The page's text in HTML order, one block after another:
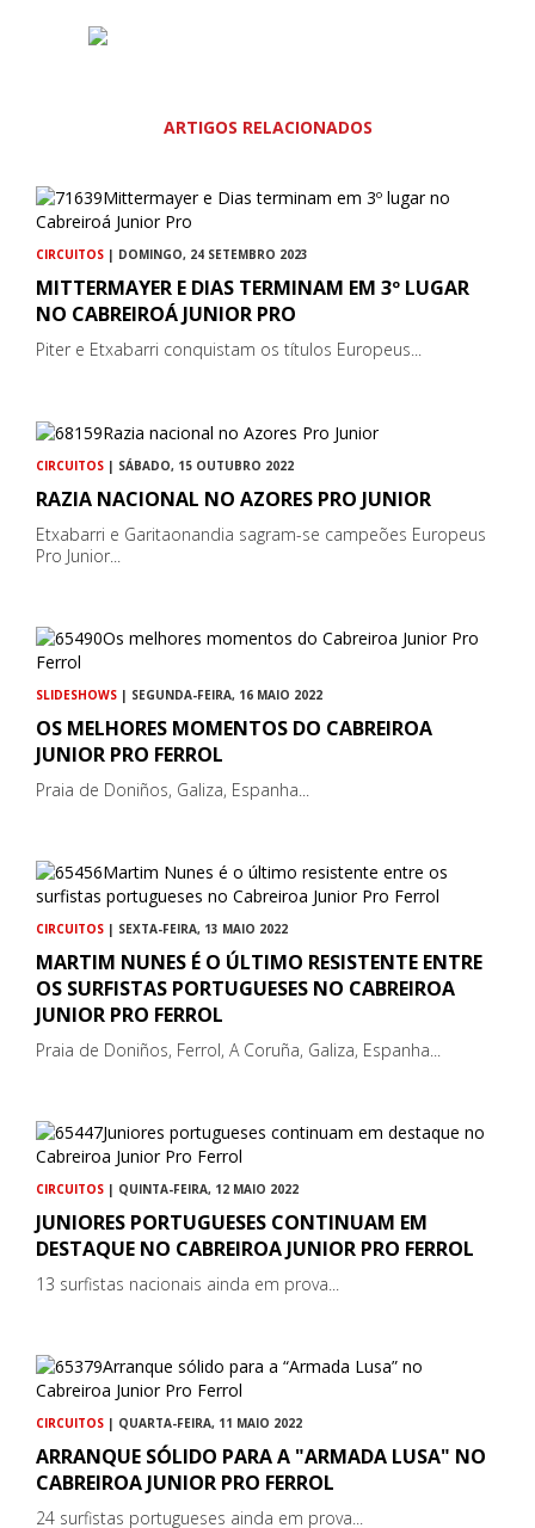
ARTIGOS RELACIONADOS
CIRCUITOS | DOMINGO, 24 SETEMBRO 2023
MITTERMAYER E DIAS TERMINAM EM 3º LUGAR
NO CABREIROÁ JUNIOR PRO
Piter e Etxabarri conquistam os títulos Europeus...
CIRCUITOS | SÁBADO, 15 OUTUBRO 2022
RAZIA NACIONAL NO AZORES PRO JUNIOR
Etxabarri e Garitaonandia sagram-se campeões Europeus
Pro Junior...
SLIDESHOWS | SEGUNDA-FEIRA, 16 MAIO 2022
OS MELHORES MOMENTOS DO CABREIROA
JUNIOR PRO FERROL
Praia de Doniños, Galiza, Espanha...
CIRCUITOS | SEXTA-FEIRA, 13 MAIO 2022
MARTIM NUNES É O ÚLTIMO RESISTENTE ENTRE
OS SURFISTAS PORTUGUESES NO CABREIROA
JUNIOR PRO FERROL
Praia de Doniños, Ferrol, A Coruña, Galiza, Espanha...
CIRCUITOS | QUINTA-FEIRA, 12 MAIO 2022
JUNIORES PORTUGUESES CONTINUAM EM
DESTAQUE NO CABREIROA JUNIOR PRO FERROL
13 surfistas nacionais ainda em prova...
CIRCUITOS | QUARTA-FEIRA, 11 MAIO 2022
ARRANQUE SÓLIDO PARA A "ARMADA LUSA" NO
CABREIROA JUNIOR PRO FERROL
24 surfistas portugueses ainda em prova...